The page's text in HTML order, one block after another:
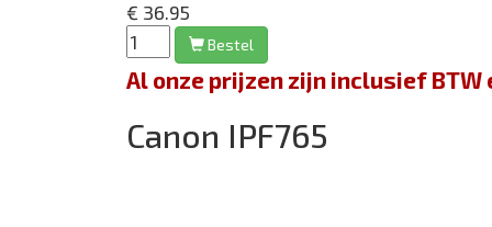
€ 36.95
Bestel
Al onze prijzen zijn inclusief
Canon IPF765